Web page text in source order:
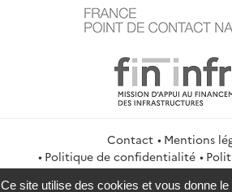
Contact
Mentions
Politique de confidentialité
Gestion des cookies
Ce site utilise des cookies et vous donne